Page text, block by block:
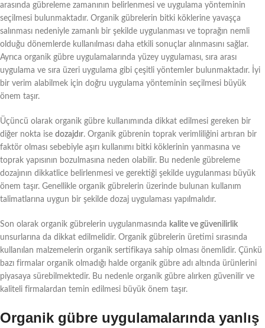
arasında gübreleme zamanının belirlenmesi ve uygulama yönteminin
seçilmesi bulunmaktadır. Organik gübrelerin bitki köklerine yavaşça
salınması nedeniyle zamanlı bir şekilde uygulanması ve toprağın nemli
olduğu dönemlerde kullanılması daha etkili sonuçlar alınmasını sağlar.
Ayrıca organik gübre uygulamalarında yüzey uygulaması, sıra arası
uygulama ve sıra üzeri uygulama gibi çeşitli yöntemler bulunmaktadır. İyi
bir verim alabilmek için doğru uygulama yönteminin seçilmesi büyük
önem taşır.
Üçüncü olarak organik gübre kullanımında dikkat edilmesi gereken bir
diğer nokta ise dozajdır. Organik gübrenin toprak verimliliğini artıran bir
faktör olması sebebiyle aşırı kullanımı bitki köklerinin yanmasına ve
toprak yapısının bozulmasına neden olabilir. Bu nedenle gübreleme
dozajının dikkatlice belirlenmesi ve gerektiği şekilde uygulanması büyük
önem taşır. Genellikle organik gübrelerin üzerinde bulunan kullanım
talimatlarına uygun bir şekilde dozaj uygulaması yapılmalıdır.
Son olarak organik gübrelerin uygulanmasında kalite ve güvenilirlik
unsurlarına da dikkat edilmelidir. Organik gübrelerin üretimi sırasında
kullanılan malzemelerin organik sertifikaya sahip olması önemlidir. Çünkü
bazı firmalar organik olmadığı halde organik gübre adı altında ürünlerini
piyasaya sürebilmektedir. Bu nedenle organik gübre alırken güvenilir ve
kaliteli firmalardan temin edilmesi büyük önem taşır.
Organik gübre uygulamalarında yanlış